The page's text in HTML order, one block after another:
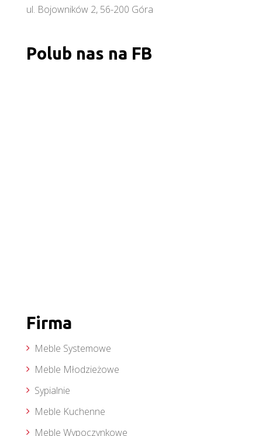
ul. Bojowników 2, 56-200 Góra
Polub nas na FB
Firma
Meble Systemowe
Meble Młodzieżowe
Sypialnie
Meble Kuchenne
Meble Wypoczynkowe